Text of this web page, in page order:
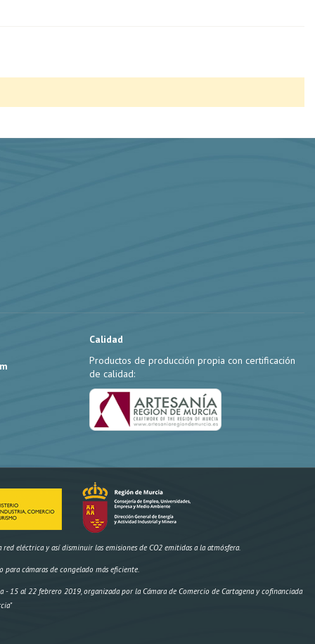
Calidad
Productos de producción propia con certificación
de calidad:
eléctrica y así disminuir las emisiones de CO2 emitidas a la atmósfera.
cámaras de congelado más eficiente.
- 15 al 22 febrero 2019, organizada por la Cámara de Comercio de Cartagena y cofinanciada